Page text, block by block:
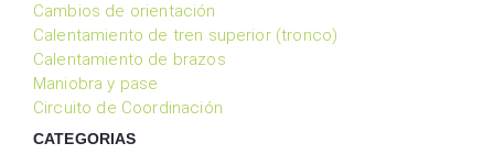
Cambios de orientación
Calentamiento de tren superior (tronco)
Calentamiento de brazos
Maniobra y pase
Circuito de Coordinación
CATEGORIAS